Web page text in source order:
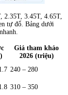
2.35T, 3.45T, 4.65T,
tự đổ. Bảng dưới
Giá tham khảo
2026 (triệu)
240 – 280
310 – 350